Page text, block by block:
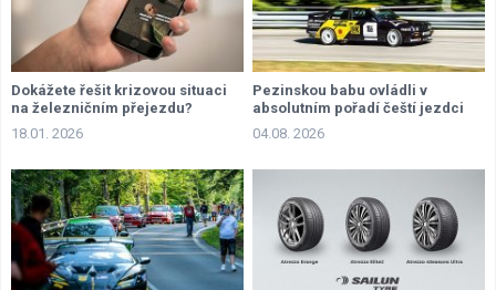
Dokážete řešit krizovou situaci
na železničním přejezdu?
18.01. 2026
Pezinskou babu ovládli v
absolutním pořadí čeští jezdci
04.08. 2026